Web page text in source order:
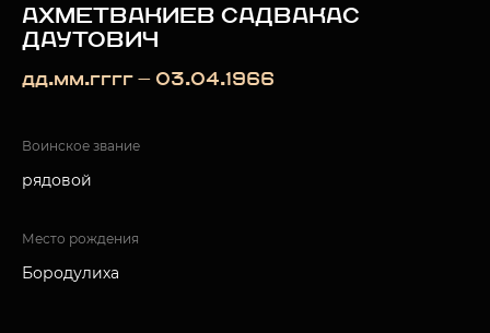
АХМЕТВАКИЕВ САДВАКАС
ДАУТОВИЧ
дд.мм.гггг — 03.04.1966
Воинское звание
рядовой
Место рождения
Бородулиха